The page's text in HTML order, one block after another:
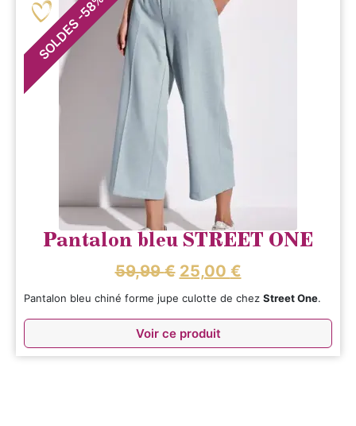
SOLDES
-
58
Pantalon bleu STREET ONE
59,99€ 25,00 €
Pantalon bleu chiné forme jupe culotte de chez Street One.
Voir ce produit